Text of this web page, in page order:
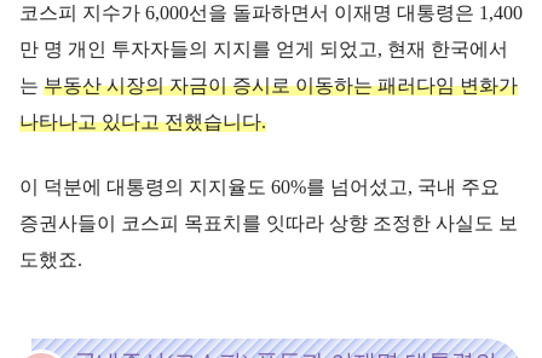
코스피 지수가 6,000선을 돌파하면서 이재명 대통령은 1,400
만 명 개인 투자자들의 지지를 얻게 되었고, 현재 한국에서
는 부동산 시장의 자금이 증시로 이동하는 패러다임 변화가
나타나고 있다고 전했습니다.
이 덕분에 대통령의 지지율도 60%를 넘어섰고, 국내 주요
증권사들이 코스피 목표치를 잇따라 상향 조정한 사실도 보
도했죠.